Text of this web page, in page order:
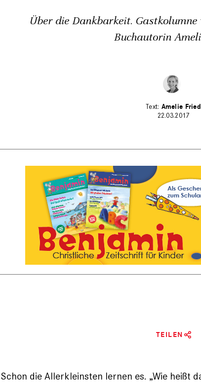
Über die Dankbarkeit.
Buchautorin
Amelie Fried
22.03.2017
TEILEN
Schon die Allerkleinsten lernen es. „Wie heißt